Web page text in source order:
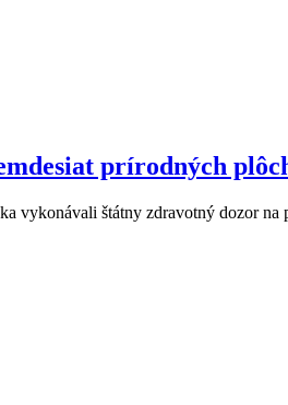
prírodných
vykonávali štátny zdravotný dozor